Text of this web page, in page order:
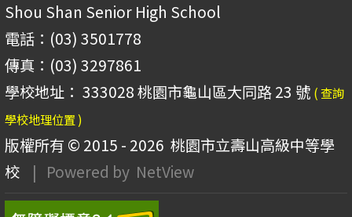
Shou Shan Senior High School
電話：(03) 3501778
傳真：(03) 3297861
學校地址： 333028 桃園市龜山區大同路 23 號 ( 查詢
學校地理位置 )
版權所有 © 2015 - 2026 桃園市立壽山高級中等學
校
| Powered by NetView